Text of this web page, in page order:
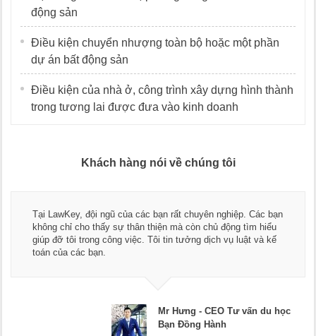
động sản
Điều kiện chuyển nhượng toàn bộ hoặc một phần
dự án bất động sản
Điều kiện của nhà ở, công trình xây dựng hình thành
trong tương lai được đưa vào kinh doanh
Khách hàng nói về chúng tôi
Tại LawKey, đội ngũ của các bạn rất chuyên nghiệp. Các bạn
không chỉ cho thấy sự thân thiện mà còn chủ động tìm hiểu
giúp đỡ tôi trong công việc. Tôi tin tưởng dịch vụ luật và kế
toán của các bạn.
Mr Hưng - CEO Tư vấn du học
Bạn Đồng Hành